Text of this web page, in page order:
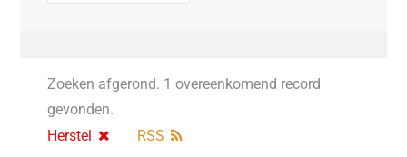
Zoeken afgerond. 1 overeenkomend record
gevonden.
Herstel
RSS